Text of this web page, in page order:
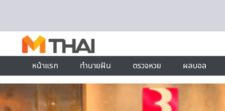
หน้าแรก
ทำนายฝัน ตรวจหวย ผลบอล